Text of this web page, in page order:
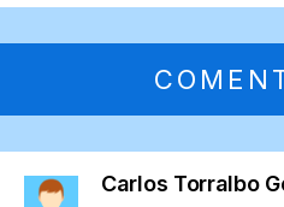
Carlos Torralbo